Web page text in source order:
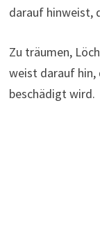
darauf hinweist,
Zu träumen,
weist darauf hin,
beschädigt wird.